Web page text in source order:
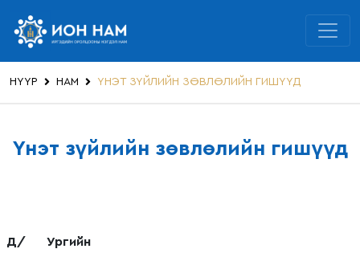
НҮҮР НАМ ҮНЭТ ЗҮЙЛИЙН ЗӨВЛӨЛИЙН ГИШҮҮД
Үнэт зүйлийн зөвлөлийн гишүүд
Д/
Ургийн